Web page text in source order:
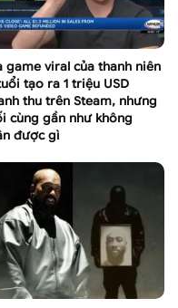
game viral của thanh niên
tạo ra 1 triệu USD
thu trên Steam, nhưng
cùng gần như không
được gì